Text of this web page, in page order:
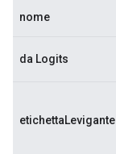
nome
da Logits
etichettaLevigante